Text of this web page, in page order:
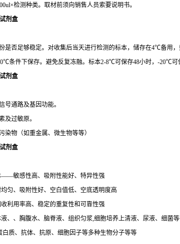
检测种类。取材前须向销售人员索要说明书。
剂盒
是否足够稳定。对收集后当天进行检测的标本，储存在4℃备用，
条件下保存。避免反复冻融。标本2-8℃可保存48小时，-20℃可
剂盒
号通路及基因功能。
及过敏原。
染物（如重金属、微生物等等）
剂盒
——敏感性高、吸附性能好、特异性强
匀、吸附性好、空白值低、空底透明度高
利用率高、稳定的重复性和可靠性强
、、胸腹水、脑脊液、组织匀浆,细胞培养上清液、尿液、细菌
质、抗体、抗原、细胞因子等多种生物分子等等